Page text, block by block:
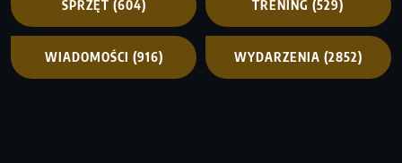
SPRZĘT (604) TRENING (529)
WIADOMOŚCI (916) WYDARZENIA (2852)